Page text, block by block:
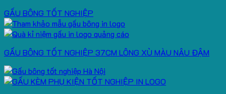
GẤU BÔNG TỐT NGHIỆP
GẤU BÔNG TỐT NGHIỆP 37CM LÔNG XÙ MÀU NÂU ĐẬM